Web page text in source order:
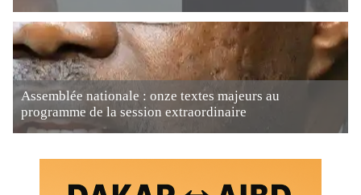
Assemblée nationale : onze textes majeurs au
programme de la session extraordinaire